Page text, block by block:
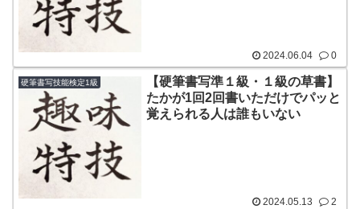
2024.06.04 0
硬筆書写技能検定1級
【硬筆書写準１級・１級の草書】
たかが1回2回書いただけでパッと
覚えられる人は誰もいない
2024.05.13 2